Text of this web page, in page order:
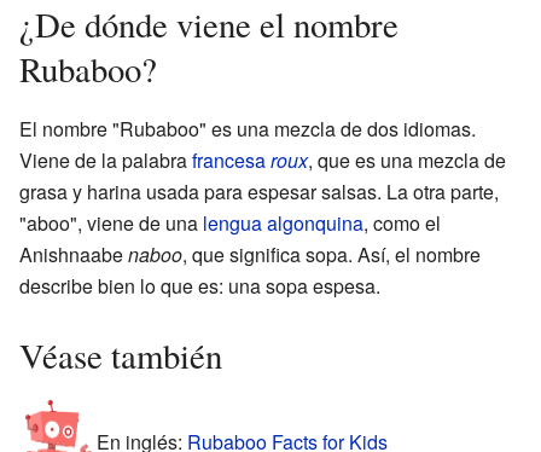
¿De dónde viene el nombre
Rubaboo?
El nombre "Rubaboo" es una mezcla de dos idiomas.
Viene de la palabrafrancesaroux, que es una mezcla de
grasa y harina usada para espesar salsas. La otra parte,
"aboo", viene de una lengua algonquina, como el
Anishnaabenaboo, que significa sopa. Así, el nombre
describe bien lo que es: una sopa espesa.
Véase también
En inglés: Rubaboo Facts for Kids